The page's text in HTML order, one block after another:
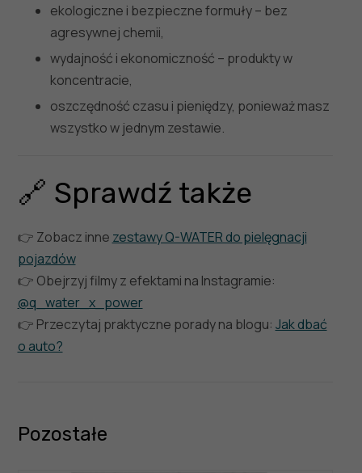
ekologiczne i bezpieczne formuły – bez
agresywnej chemii,
wydajność i ekonomiczność – produkty w
koncentracie,
oszczędność czasu i pieniędzy, ponieważ masz
wszystko w jednym zestawie.
🔗 Sprawdź także
👉 Zobacz inne zestawy Q-WATER do pielęgnacji
pojazdów
👉 Obejrzyj filmy z efektami na Instagramie:
@q_water_x_power
👉 Przeczytaj praktyczne porady na blogu: Jak dbać
o auto?
Pozostałe